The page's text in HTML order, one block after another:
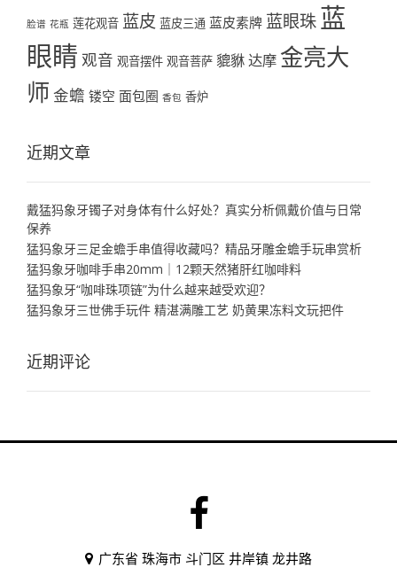
脸谱 花瓶 莲花观音 蓝皮 蓝皮三通 蓝皮素牌 蓝眼珠蓝
眼睛 观音 观音摆件 观音菩萨 貔貅达摩 金亮大
师 金蟾 镂空 面包圈 香包 香炉
近期文章
戴猛犸象牙镯子对身体有什么好处？真实分析佩戴价值与日常
保养
猛犸象牙三足金蟾手串值得收藏吗？精品牙雕金蟾手玩串赏析
猛犸象牙咖啡手串20mm｜12颗天然猪肝红咖啡料
猛犸象牙“咖啡珠项链”为什么越来越受欢迎？
猛犸象牙三世佛手玩件 精湛满雕工艺 奶黄果冻料文玩把件
近期评论
广东省 珠海市 斗门区 井岸镇 龙井路